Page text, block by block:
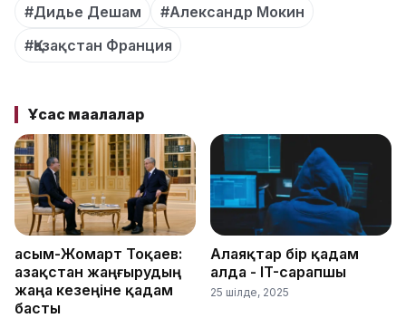
#Дидье Дешам
#Александр Мокин
#Қазақстан Франция
Ұқсас мақалалар
Қасым-Жомарт Тоқаев:
Қазақстан жаңғырудың
жаңа кезеңіне қадам
басты
Алаяқтар бір қадам
алда - IT-сарапшы
25 шілде, 2025